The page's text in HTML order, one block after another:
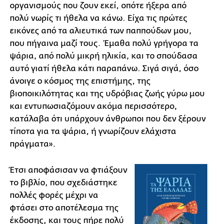
οργανισμούς που ζουν εκεί, οπότε ήξερα από
πολύ νωρίς τι ήθελα να κάνω. Είχα τις πρώτες
εικόνες από τα αλιευτικά των παππούδων μου,
που πήγαινα μαζί τους. Έμαθα πολύ γρήγορα τα
ψάρια, από πολύ μικρή ηλικία, και το σπούδασα
αυτό γιατί ήθελα κάτι παραπάνω. Σιγά σιγά, όσο
άνοιγε ο κόσμος της επιστήμης, της
βιοποικιλότητας και της υδρόβιας ζωής γύρω μου
και εντυπωσιαζόμουν ακόμα περισσότερο,
κατάλαβα ότι υπάρχουν άνθρωποι που δεν ξέρουν
τίποτα για τα ψάρια, ή γνωρίζουν ελάχιστα
πράγματα».
Έτσι αποφάσισαν να φτιάξουν
το βιβλίο, που σχεδιάστηκε
πολλές φορές μέχρι να
φτάσει στο αποτέλεσμα της
έκδοσης, και τους πήρε πολύ